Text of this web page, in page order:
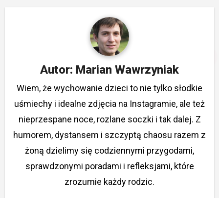
Autor: Marian Wawrzyniak
Wiem, że wychowanie dzieci to nie tylko słodkie
uśmiechy i idealne zdjęcia na Instagramie, ale też
nieprzespane noce, rozlane soczki i tak dalej. Z
humorem, dystansem i szczyptą chaosu razem z
żoną dzielimy się codziennymi przygodami,
sprawdzonymi poradami i refleksjami, które
zrozumie każdy rodzic.